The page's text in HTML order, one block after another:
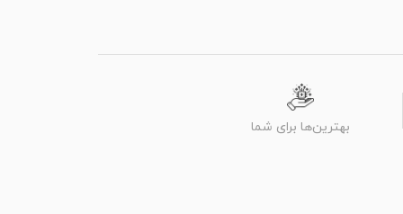
بهترین‌ها برای شما